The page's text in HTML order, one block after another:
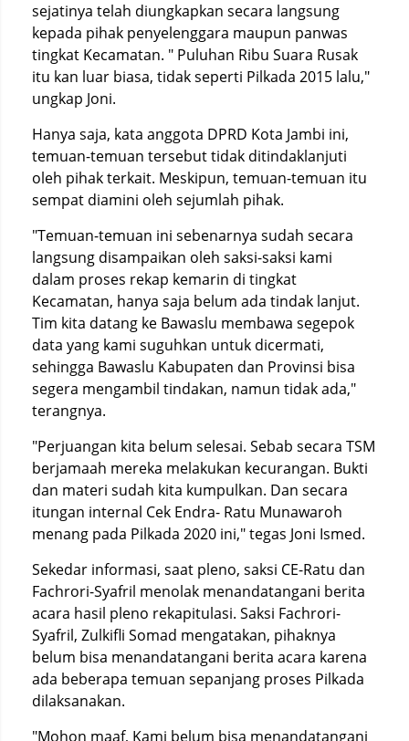
sejatinya telah diungkapkan secara langsung
kepada pihak penyelenggara maupun panwas
tingkat Kecamatan. " Puluhan Ribu Suara Rusak
itu kan luar biasa, tidak seperti Pilkada 2015 lalu,"
ungkap Joni.
Hanya saja, kata anggota DPRD Kota Jambi ini,
temuan-temuan tersebut tidak ditindaklanjuti
oleh pihak terkait. Meskipun, temuan-temuan itu
sempat diamini oleh sejumlah pihak.
"Temuan-temuan ini sebenarnya sudah secara
langsung disampaikan oleh saksi-saksi kami
dalam proses rekap kemarin di tingkat
Kecamatan, hanya saja belum ada tindak lanjut.
Tim kita datang ke Bawaslu membawa segepok
data yang kami suguhkan untuk dicermati,
sehingga Bawaslu Kabupaten dan Provinsi bisa
segera mengambil tindakan, namun tidak ada,"
terangnya.
"Perjuangan kita belum selesai. Sebab secara TSM
berjamaah mereka melakukan kecurangan. Bukti
dan materi sudah kita kumpulkan. Dan secara
itungan internal Cek Endra- Ratu Munawaroh
menang pada Pilkada 2020 ini," tegas Joni Ismed.
Sekedar informasi, saat pleno, saksi CE-Ratu dan
Fachrori-Syafril menolak menandatangani berita
acara hasil pleno rekapitulasi. Saksi Fachrori-
Syafril, Zulkifli Somad mengatakan, pihaknya
belum bisa menandatangani berita acara karena
ada beberapa temuan sepanjang proses Pilkada
dilaksanakan.
"Mohon maaf, Kami belum bisa menandatangani